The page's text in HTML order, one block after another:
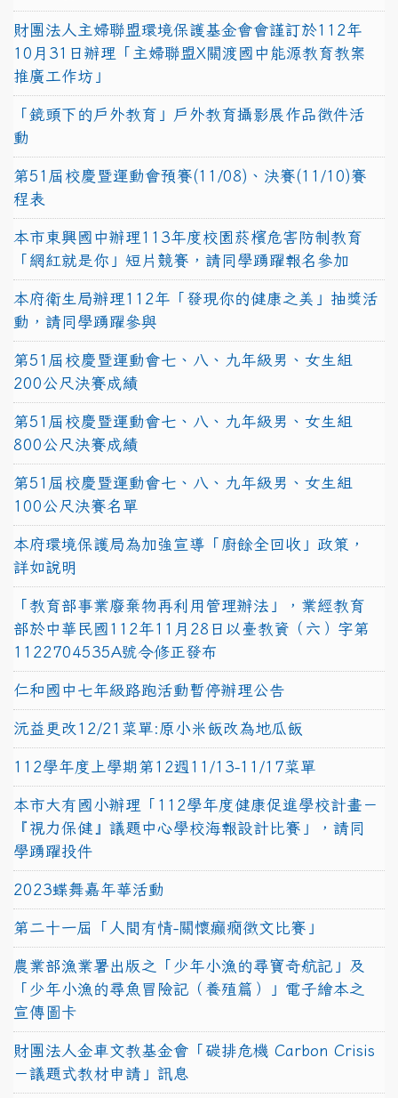
財團法人主婦聯盟環境保護基金會會謹訂於112年
10月31日辦理「主婦聯盟X關渡國中能源教育教案
推廣工作坊」
「鏡頭下的戶外教育」戶外教育攝影展作品徵件活
動
第51屆校慶暨運動會預賽(11/08)、決賽(11/10)賽
程表
本市東興國中辦理113年度校園菸檳危害防制教育
「網紅就是你」短片競賽，請同學踴躍報名參加
本府衛生局辦理112年「發現你的健康之美」抽獎活
動，請同學踴躍參與
第51屆校慶暨運動會七、八、九年級男、女生組
200公尺決賽成績
第51屆校慶暨運動會七、八、九年級男、女生組
800公尺決賽成績
第51屆校慶暨運動會七、八、九年級男、女生組
100公尺決賽名單
本府環境保護局為加強宣導「廚餘全回收」政策，
詳如說明
「教育部事業廢棄物再利用管理辦法」，業經教育
部於中華民國112年11月28日以臺教資（六）字第
1122704535A號令修正發布
仁和國中七年級路跑活動暫停辦理公告
沅益更改12/21菜單:原小米飯改為地瓜飯
112學年度上學期第12週11/13-11/17菜單
本市大有國小辦理「112學年度健康促進學校計畫－
『視力保健』議題中心學校海報設計比賽」，請同
學踴躍投件
2023蝶舞嘉年華活動
第二十一屆「人間有情-關懷癲癇徵文比賽」
農業部漁業署出版之「少年小漁的尋寶奇航記」及
「少年小漁的尋魚冒險記（養殖篇）」電子繪本之
宣傳圖卡
財團法人金車文教基金會「碳排危機 Carbon Crisis
－議題式教材申請」訊息